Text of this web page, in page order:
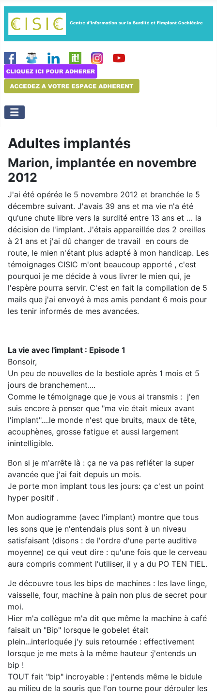
Adultes implantés
Marion, implantée en novembre
2012
J'ai été opérée le 5 novembre 2012 et branchée le 5
décembre suivant. J'avais 39 ans et ma vie n'a été
qu'une chute libre vers la surdité entre 13 ans et … la
décision de l'implant. J'étais appareillée des 2 oreilles
à 21 ans et j'ai dû changer de travail en cours de
route, le mien n'étant plus adapté à mon handicap. Les
témoignages CISIC m'ont beaucoup apporté , c'est
pourquoi je me décide à vous livrer le mien qui, je
l'espère pourra servir. C'est en fait la compilation de 5
mails que j'ai envoyé à mes amis pendant 6 mois pour
les tenir informés de mes avancées.
La vie avec l'implant : Episode 1
Bonsoir,
Un peu de nouvelles de la bestiole après 1 mois et 5
jours de branchement....
Comme le témoignage que je vous ai transmis : j'en
suis encore à penser que "ma vie était mieux avant
l'implant"....le monde n'est que bruits, maux de tête,
acouphènes, grosse fatigue et aussi largement
inintelligible.
Bon si je m'arrête là : ça ne va pas refléter la super
avancée que j'ai fait depuis un mois.
Je porte mon implant tous les jours: ça c'est un point
hyper positif .
Mon audiogramme (avec l'implant) montre que tous
les sons que je n'entendais plus sont à un niveau
satisfaisant (disons : de l'ordre d'une perte auditive
moyenne) ce qui veut dire : qu'une fois que le cerveau
aura compris comment l'utiliser, il y a du PO TEN TIEL.
Je découvre tous les bips de machines : les lave linge,
vaisselle, four, machine à pain non plus de secret pour
moi.
Hier m'a collègue m'a dit que même la machine à café
faisait un "Bip" lorsque le gobelet était
plein...interloquée j'y suis retournée : effectivement
lorsque je me mets à la même hauteur :j'entends un
bip !
TOUT fait "bip" incroyable : j'entends même le bidule
au milieu de la souris que l'on tourne pour dérouler les